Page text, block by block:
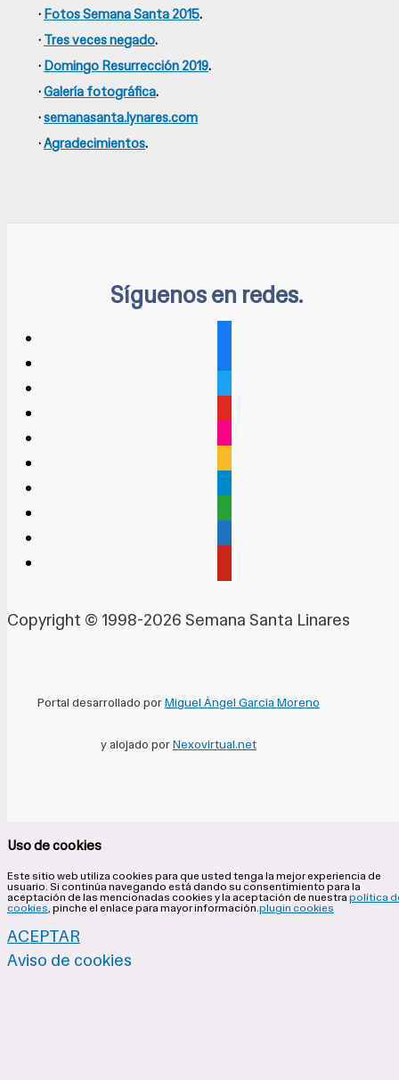
· Fotos Semana Santa 2015.
· Tres veces negado.
· Domingo Resurrección 2019.
·Galería fotográfica.
·semanasanta.lynares.com
·Agradecimientos.
Síguenos en redes.
Copyright © 1998-2026 Semana Santa Linares
Portal desarrollado porMiguel Ángel García Moreno
y alojado porNexovirtual.net
Uso de cookies
Este sitio web utiliza cookies para que usted tenga la mejor experiencia de
usuario. Si continúa navegando está dando su consentimiento para la
aceptación de las mencionadas cookies y la aceptación de nuestrapolítica
cookies, pinche el enlace para mayor información.plugin cookies
ACEPTAR
Aviso de cookies